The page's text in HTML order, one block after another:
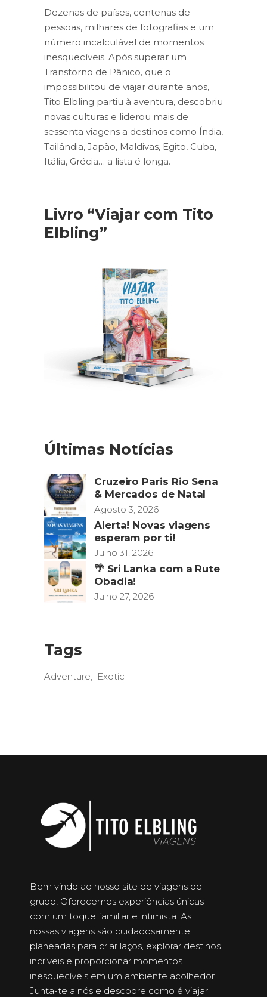
Dezenas de países, centenas de
pessoas, milhares de fotografias e um
número incalculável de momentos
inesquecíveis. Após superar um
Transtorno de Pânico, que o
impossibilitou de viajar durante anos,
Tito Elbling partiu à aventura, descobriu
novas culturas e liderou mais de
sessenta viagens a destinos como Índia,
Tailândia, Japão, Maldivas, Egito, Cuba,
Itália, Grécia… a lista é longa.
Livro “Viajar com Tito
Elbling”
Últimas Notícias
Cruzeiro Paris Rio Sena
& Mercados de Natal
Agosto 3, 2026
Alerta! Novas viagens
esperam por ti!
Julho 31, 2026
🌴 Sri Lanka com a Rute
Obadia!
Julho 27, 2026
Tags
Adventure Exotic
Bem vindo ao nosso site de viagens de
grupo! Oferecemos experiências únicas
com um toque familiar e intimista. As
nossas viagens são cuidadosamente
planeadas para criar laços, explorar destinos
incríveis e proporcionar momentos
inesquecíveis em um ambiente acolhedor.
Junta-te a nós e descobre como é viajar